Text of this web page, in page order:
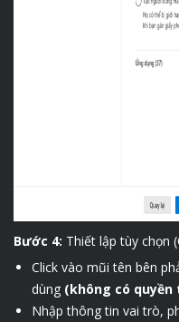
Bước 4: Thiết lập tùy chọn
Click vào mũi tên bên
dùng (không có
Nhập thông tin vai trò,